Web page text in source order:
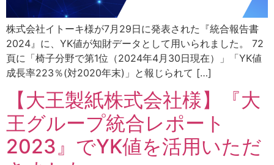
株式会社イトーキ様が7月29日に発表された『統合報告書
2024』に、YK値が知財データとして用いられました。 72
頁に「椅子分野で第1位（2024年4月30日現在）」「YK値
成長率223％(対2020年末)」と報じられて […]
【大王製紙株式会社様】『大
王グループ統合レポート
2023』でYK値を活用いただ